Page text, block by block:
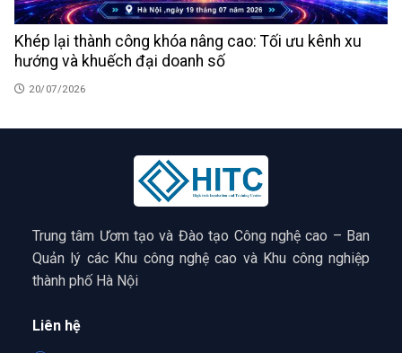
Khép lại thành công khóa nâng cao: Tối ưu kênh xu
hướng và khuếch đại doanh số
20/07/2026
Trung tâm Ươm tạo và Đào tạo Công nghệ cao – Ban
Quản lý các Khu công nghệ cao và Khu công nghiệp
thành phố Hà Nội
Liên hệ